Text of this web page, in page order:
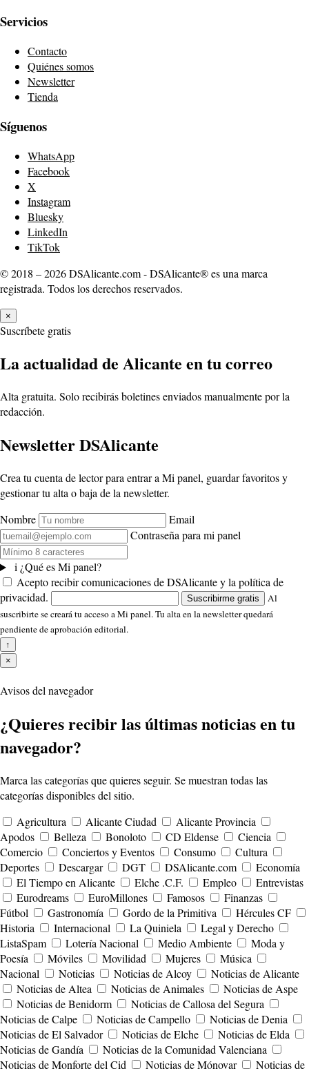
Servicios
Contacto
Quiénes somos
Newsletter
Tienda
Síguenos
WhatsApp
Facebook
X
Instagram
Bluesky
LinkedIn
TikTok
© 2018 – 2026 DSAlicante.com - DSAlicante® es una marca
registrada. Todos los derechos reservados.
×
Suscríbete gratis
La actualidad de Alicante en tu correo
Alta gratuita. Solo recibirás boletines enviados manualmente por la
redacción.
Newsletter DSAlicante
Crea tu cuenta de lector para entrar a Mi panel, guardar favoritos y
gestionar tu alta o baja de la newsletter.
Nombre
Email
Contraseña para mi panel
i ¿Qué es Mi panel?
Acepto recibir comunicaciones de DSAlicante y la política de
privacidad.
Suscribirme gratis
Al
suscribirte se creará tu acceso a Mi panel. Tu alta en la newsletter quedará
pendiente de aprobación editorial.
↑
×
Avisos del navegador
¿Quieres recibir las últimas noticias en tu
navegador?
Marca las categorías que quieres seguir. Se muestran todas las
categorías disponibles del sitio.
Agricultura
Alicante Ciudad
Alicante Provincia
Apodos
Belleza Bonoloto CD Eldense
Ciencia
Comercio
Conciertos y Eventos Consumo
Cultura
Deportes
Descargar DGT DSAlicante.com
Economía
El Tiempo en Alicante
Elche .C.F. Empleo
Entrevistas
Eurodreams
EuroMillones Famosos
Finanzas
Fútbol
Gastronomía Gordo de la Primitiva
Hércules CF
Historia
Internacional La Quiniela
Legal y Derecho
ListaSpam
Lotería Nacional Medio Ambiente
Moda y
Poesía
Móviles Movilidad Mujeres
Música
Nacional
Noticias Noticias de Alcoy
Noticias de Alicante
Noticias de Altea
Noticias de Animales
Noticias de Aspe
Noticias de Benidorm
Noticias de Callosa del Segura
Noticias de Calpe
Noticias de Campello
Noticias de Denia
Noticias de El Salvador
Noticias de Elche
Noticias de Elda
Noticias de Gandía
Noticias de la Comunidad Valenciana
Noticias de Monforte del Cid
Noticias de Mónovar Noticias de